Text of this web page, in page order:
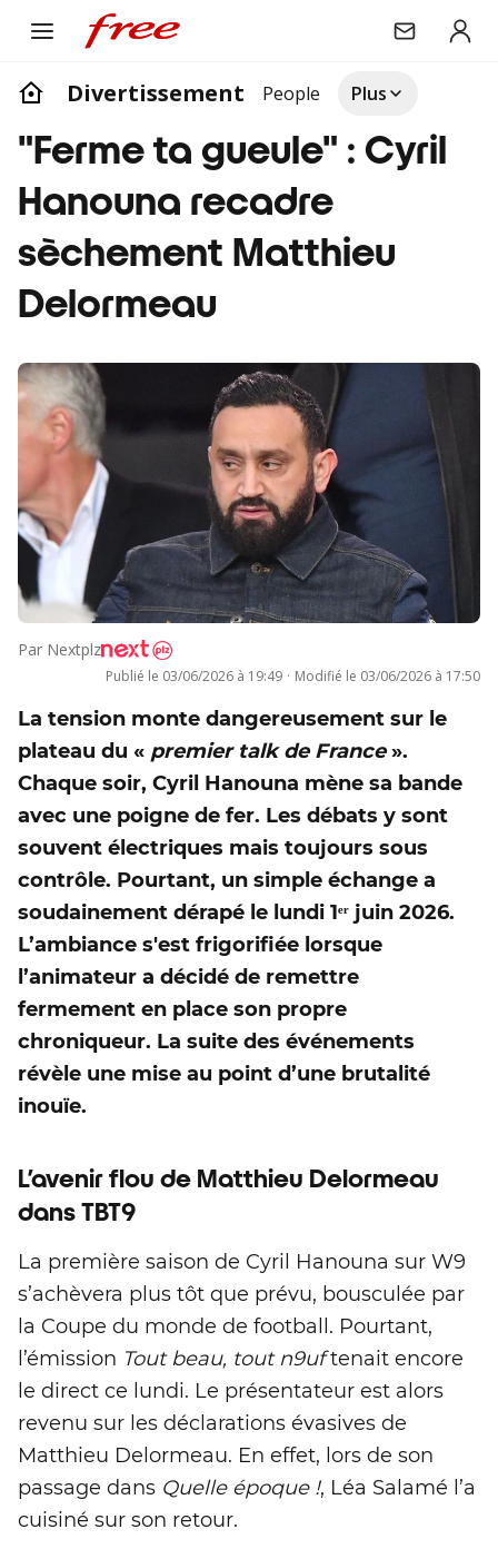
Divertissement People Plus
"Ferme ta gueule" : Cyril
Hanouna recadre
sèchement Matthieu
Delormeau
Par Nextplz
Publié le 03/06/2026 à 19:49 · Modifié le 03/06/2026 à 17:50
La tension monte dangereusement sur le
plateau du « premier talk de France».
Chaque soir, Cyril Hanouna mène sa bande
avec une poigne de fer. Les débats y sont
souvent électriques mais toujours sous
contrôle. Pourtant, un simple échange a
soudainement dérapé le lundi 1ᵉʳ juin 2026.
L’ambiance s'est frigorifiée lorsque
l’animateur a décidé de remettre
fermement en place son propre
chroniqueur. La suite des événements
révèle une mise au point d’une brutalité
inouïe.
L’avenir flou de Matthieu Delormeau
dans TBT9
La première saison de Cyril Hanouna sur W9
s’achèvera plus tôt que prévu, bousculée par
la Coupe du monde de football. Pourtant,
l’émission Tout beau, tout n9uftenait encore
le direct ce lundi. Le présentateur est alors
revenu sur les déclarations évasives de
Matthieu Delormeau. En effet, lors de son
passage dans Quelle époque !, Léa Salamé l’a
cuisiné sur son retour.